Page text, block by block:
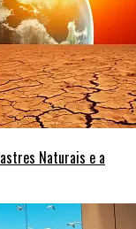
Naturais e a